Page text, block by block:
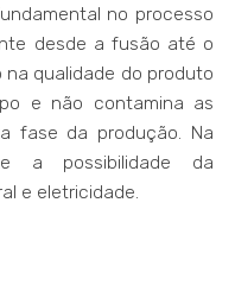
no processo
desde a fusão até o
qualidade do produto
e não contamina as
fase da produção. Na
a possibilidade da
e eletricidade.